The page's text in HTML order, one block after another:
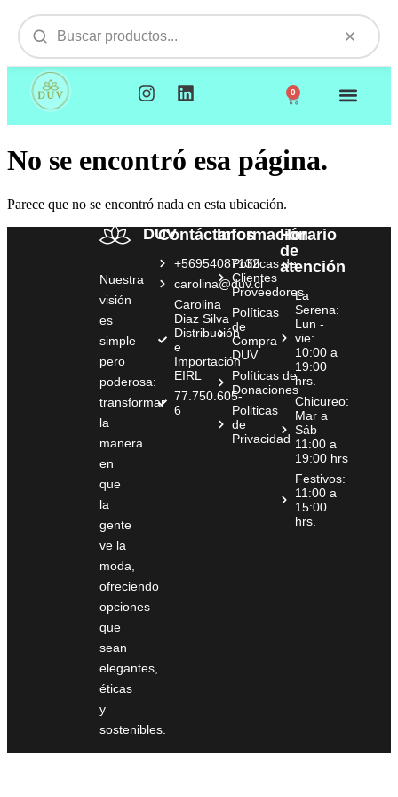
0
No se encontró esa página.
Parece que no se encontró nada en esta ubicación.
DUV
Nuestra
visión
es
simple
pero
poderosa:
transformar
la
manera
en
que
la
gente
ve la
moda,
ofreciendo
opciones
que
sean
elegantes,
éticas
y
sostenibles.
Contáctanos
+56954087132
carolina@duv.cl
Carolina
Diaz Silva
Distribución
e
Importación
EIRL
77.750.605-
6
Información
Políticas de
Clientes
Proveedores
Políticas
de
Compra
DUV
Políticas de
Donaciones
Politicas
de
Privacidad
Horario
de
atención
La
Serena:
Lun -
vie:
10:00 a
19:00
hrs.
Chicureo:
Mar a
Sáb
11:00 a
19:00 hrs
Festivos:
11:00 a
15:00
hrs.